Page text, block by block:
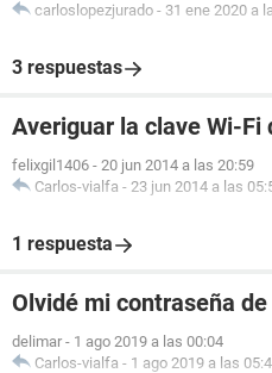
carloslopezjurado - 31 ene 2020 a
3 respuestas
Averiguar la clave Wi-Fi
felixgil1406 - 20 jun 2014 a las 20:59
Carlos-vialfa - 23 jun 2014 a las
1 respuesta
Olvidé mi contraseña
delimar - 1 ago 2019 a las 00:04
Carlos-vialfa - 1 ago 2019 a las